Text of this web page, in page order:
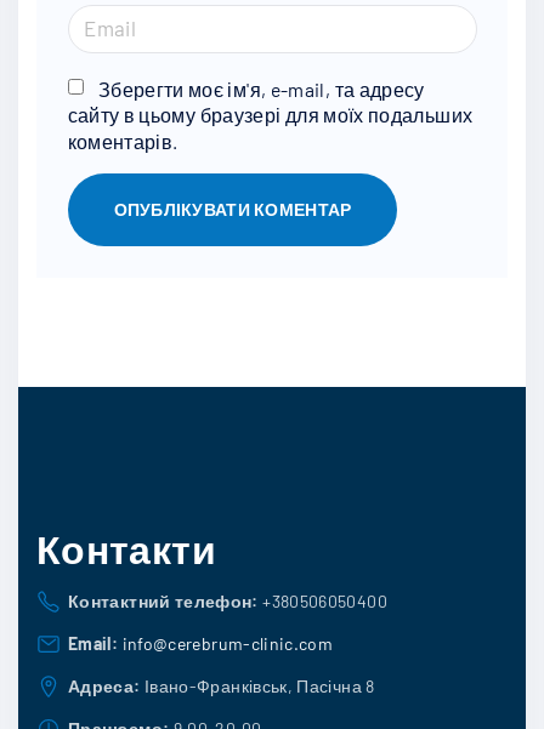
m
e
*
E
m
a
i
l
Зберегти моє ім'я, e-mail, та адресу
сайту в цьому браузері для моїх подальших
коментарів.
Контакти
Контактний телефон: +380506050400
Email: info@cerebrum-clinic.com
Адреса: Івано-Франківськ, Пасічна 8